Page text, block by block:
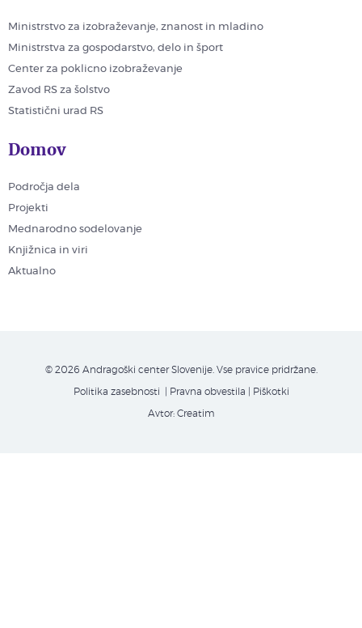
Ministrstvo za izobraževanje, znanost in mladino
Ministrstva za gospodarstvo, delo in šport
Center za poklicno izobraževanje
Zavod RS za šolstvo
Statistični urad RS
Domov
Področja dela
Projekti
Mednarodno sodelovanje
Knjižnica in viri
Aktualno
© 2026 Andragoški center Slovenije. Vse pravice pridržane.
Politika zasebnosti | Pravna obvestila Piškotki
Avtor: Creatim